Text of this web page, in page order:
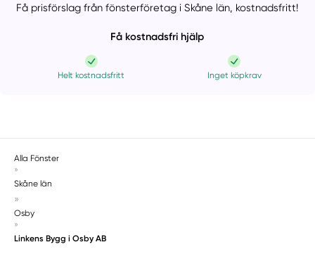
Få prisförslag från fönsterföretag i Skåne län, kostnadsfritt!
Få kostnadsfri hjälp
Helt kostnadsfritt Inget köpkrav
Alla Fönster
»
Skåne län
»
Osby
»
Linkens Bygg i Osby AB